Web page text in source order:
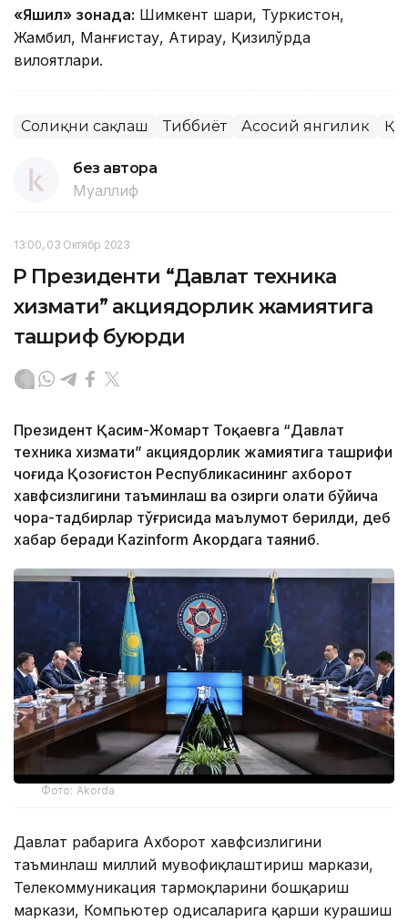
«Яшил» зонада: Шимкент шаҳри, Туркистон,
Жамбил, Манғистау, Атирау, Қизилўрда
вилоятлари.
Соғлиқни сақлаш Тиббиёт Асосий янгилик ҚР
без автора
Муаллиф
13:00, 03 Октябр 2023
ҚР Президенти “Давлат техника
хизмати” акциядорлик жамиятига
ташриф буюрди
Президент Қасим-Жомарт Тоқаевга “Давлат
техника хизмати” акциядорлик жамиятига ташрифи
чоғида Қозоғистон Республикасининг ахборот
хавфсизлигини таъминлаш ва ҳозирги ҳолати бўйича
чора-тадбирлар тўғрисида маълумот берилди, деб
хабар беради Каzinform Акордага таяниб.
Фото: Akorda
Давлат раҳбарига Ахборот хавфсизлигини
таъминлаш миллий мувофиқлаштириш маркази,
Телекоммуникация тармоқларини бошқариш
маркази, Компьютер ҳодисаларига қарши курашиш